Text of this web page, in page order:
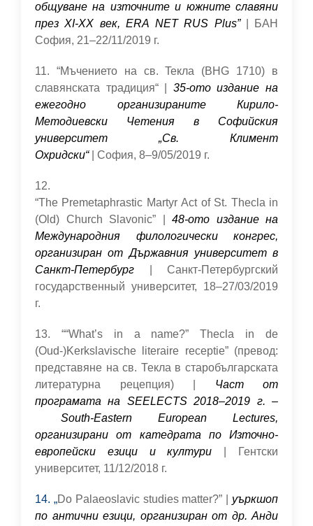
общуване на източните и южните славяни
през XI-XX век, ERA NET RUS Plus”
| БАН
София, 21–22/11/2019 г.
11. “Мъчението на св. Teклa (BHG 1710) в
славянската традиция“ | 35-ото издание на
ежегодно организираните Кирило-
Методиевски Четения в Софийския
университет „Св. Климент
Охридски“
| София, 8–9/05/2019 г.
12.
“The Premetaphrastic Martyr Act of St. Thecla in
(Old) Church Slavonic” | 48-ото издание на
Международния филологически конгрес,
организиран от Държавния университет в
Санкт-Петербург
| Санкт-Петербургский
государственный университет, 18–27/03/2019
г.
13. ““What’s in a name?” Thecla in de
(Oud-)Kerkslavische literaire receptie” (превод:
представяне на cв. Текла в старобългарската
литературна рецепция) | Част от
програмата на SEELECTS 2018–2019 г. –
South-Eastern European Lectures,
организирани от катедрата по Източно-
европейски езици и култури | Гентски
университет, 11/12/2018 г.
14. „Do Palaeoslavic studies matter?” | уъркшоп
по антични езици, организиран от др. Анди